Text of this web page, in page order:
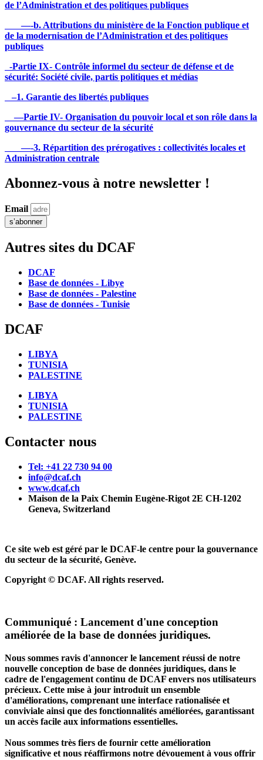
de l’Administration et des politiques publiques
—-b. Attributions du ministère de la Fonction publique et
de la modernisation de l’Administration et des politiques
publiques
-Partie IX- Contrôle informel du secteur de défense et de
sécurité: Société civile, partis politiques et médias
–1. Garantie des libertés publiques
—Partie IV- Organisation du pouvoir local et son rôle dans la
gouvernance du secteur de la sécurité
—-3. Répartition des prérogatives : collectivités locales et
Administration centrale
Abonnez-vous à notre newsletter !
Email
s’abonner
Autres sites du DCAF
DCAF
Base de données - Libye
Base de données - Palestine
Base de données - Tunisie
DCAF
LIBYA
TUNISIA
PALESTINE
LIBYA
TUNISIA
PALESTINE
Contacter nous
Tel: +41 22 730 94 00
info@dcaf.ch
www.dcaf.ch
Maison de la Paix Chemin Eugène-Rigot 2E CH-1202
Geneva, Switzerland
Ce site web est géré par le DCAF-le centre pour la gouvernance
du secteur de la sécurité, Genève.
Copyright © DCAF. All rights reserved.
Communiqué : Lancement d'une conception
améliorée de la base de données juridiques.
Nous sommes ravis d'annoncer le lancement réussi de notre
nouvelle conception de base de données juridiques, dans le
cadre de l'engagement continu de DCAF envers nos utilisateurs
précieux. Cette mise à jour introduit un ensemble
d'améliorations, comprenant une interface rationalisée et
conviviale ainsi que des fonctionnalités améliorées, garantissant
un accès facile aux informations essentielles.
Nous sommes très fiers de fournir cette amélioration
significative et nous réaffirmons notre dévouement à vous offrir